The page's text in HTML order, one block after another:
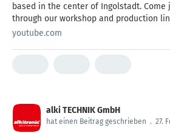
based in the center of Ingolstadt.
through our workshop and production
only see the production, but also the
youtube.com
alki TECHNIK GmbH
hat einen Beitrag geschrieben . 27.